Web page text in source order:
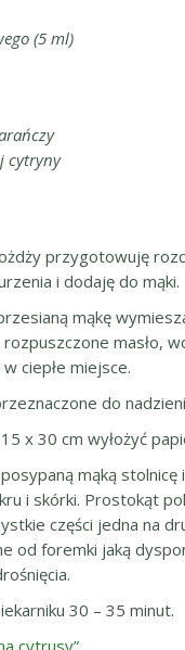
(5 ml)
cytryny
przygotowuję
i dodaję do mąki.
mąkę
masło,
ciepłe miejsce.
do
x 30 cm wyłożyć
mąką
i skórki. Prostokąt
części jedna na
od foremki jaką
30 – 35 minut.
cytrusy”.